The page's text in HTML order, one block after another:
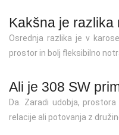
Kakšna je razlika
Osrednja razlika je v
prostor in bolj fleksibilno
Ali je 308 SW
Da. Zaradi udobja,
relacije ali potovanja z